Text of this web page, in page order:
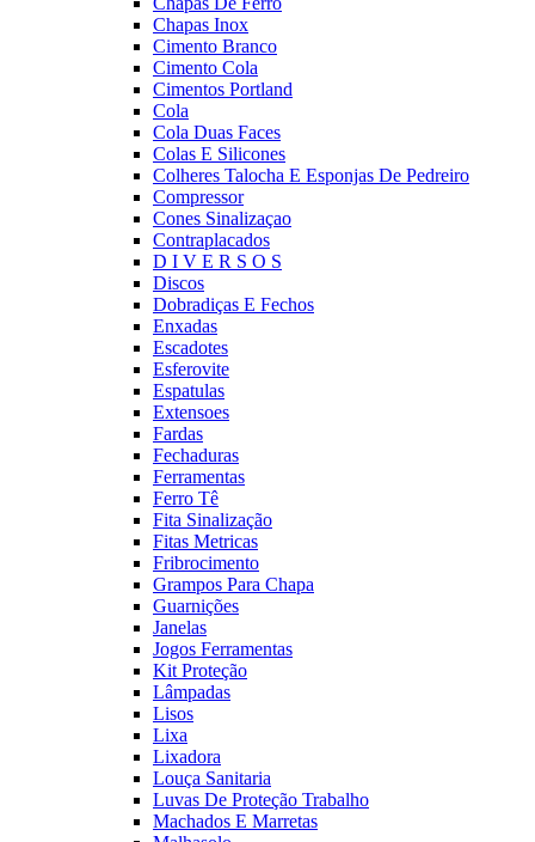
Chapas Inox
Cimento Branco
Cimento Cola
Cimentos Portland
Cola
Cola Duas Faces
Colas E Silicones
Colheres Talocha E Esponjas De Pedreiro
Compressor
Cones Sinalizaçao
Contraplacados
D I V E R S O S
Discos
Dobradiças E Fechos
Enxadas
Escadotes
Esferovite
Espatulas
Extensoes
Fardas
Fechaduras
Ferramentas
Ferro Tê
Fita Sinalização
Fitas Metricas
Fribrocimento
Grampos Para Chapa
Guarnições
Janelas
Jogos Ferramentas
Kit Proteção
Lâmpadas
Lisos
Lixa
Lixadora
Louça Sanitaria
Luvas De Proteção Trabalho
Machados E Marretas